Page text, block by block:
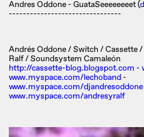
Andres Oddone - GuataSeeeeeeeet (
--------------------------------
Andrés Oddone / Switch / Cassette
Ralf / Soundsystem Camaleón
http://cassette-blog.blogspot.com -
www.myspace.com/lechoband -
www.myspace.com/djandresoddone
www.myspace.com/andresyralf